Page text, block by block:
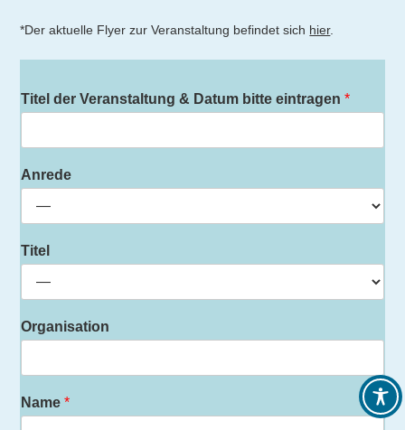
*Der aktuelle Flyer zur Veranstaltung befindet sich hier.
Titel der Veranstaltung & Datum bitte eintragen*
Anrede
Titel
Organisation
Name*